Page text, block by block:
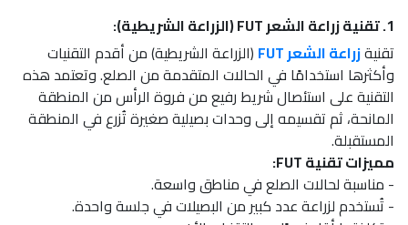
1. تقنية زراعة الشعر FUT (الزراعة الشريطية):
تقنيةزراعة الشعر FUT
(الزراعة الشريطية) من أقدم التقنيات
وأكثرها استخدامًا في الحالات المتقدمة من الصلع. وتعتمد هذه
التقنية على استئصال شريط رفيع من فروة الرأس من المنطقة
المانحة، ثم تقسيمه إلى وحدات بصيلية صغيرة تُزرع في المنطقة
المستقبلة.
مميزات تقنية FUT:
- مناسبة لحالات الصلع في مناطق واسعة.
- تُستخدم لزراعة عدد كبير من البصيلات في جلسة واحدة.